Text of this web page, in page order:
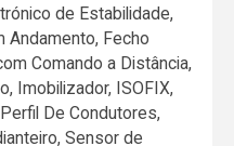
de Estabilidade,
Andamento, Fecho
Comando a Distância,
Imobilizador, ISOFIX,
De Condutores,
Sensor de